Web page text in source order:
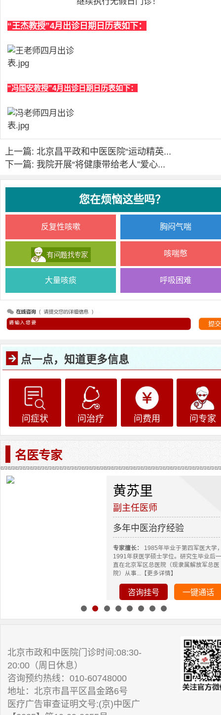
“王杰教授”4月出诊日期日历表如下：
“冯国安教授”4月出诊日期日历表如下：
上一篇: 北京昌平政和中医医院“运动精英...
下一篇: 我院开展“将健康带给老人”爱心...
您在烦恼这些吗？
反复性咳嗽 胸闷气喘
咳喘憋
呼吸困难
大量咳痰
点一点，知道更多信息
问症状 问治疗 问费用 问专家
名医专家
黄苏里
副主任医师
多年中医治疗经验
专家擅长：
1985年毕业于第四军医大学
1991年获医学硕士学位。研究生毕业后一
直在北京军区总医院（现隶属解放军总医
院）从事...【更多详情】
咨询挂号 一键通话
北京市政和中医院门诊时间:08:30-
20:00（周日休息）
咨询预约热线：010-60748000
地址：北京市昌平区昌金路6号
医疗广告审查证明文号:(京)中医广